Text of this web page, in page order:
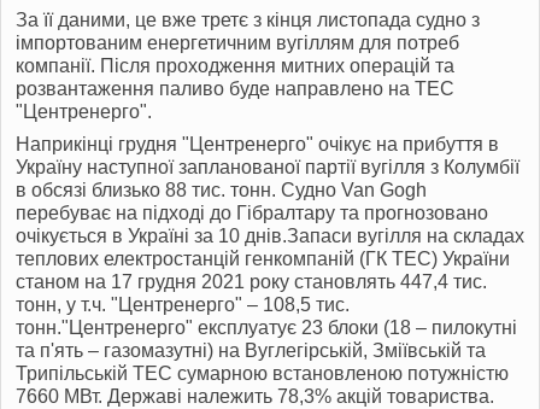
За її даними, це вже третє з кінця листопада судно з
імпортованим енергетичним вугіллям для потреб
компанії. Після проходження митних операцій та
розвантаження паливо буде направлено на ТЕС
"Центренерго".
Наприкінці грудня "Центренерго" очікує на прибуття в
Україну наступної запланованої партії вугілля з Колумбії
в обсязі близько 88 тис. тонн. Судно Van Gogh
перебуває на підході до Гібралтару та прогнозовано
очікується в Україні за 10 днів.Запаси вугілля на складах
теплових електростанцій генкомпаній (ГК ТЕС) України
станом на 17 грудня 2021 року становлять 447,4 тис.
тонн, у т.ч. "Центренерго" – 108,5 тис.
тонн."Центренерго" експлуатує 23 блоки (18 – пилокутні
та п'ять – газомазутні) на Вуглегірській, Зміївській та
Трипільській ТЕС сумарною встановленою потужністю
7660 МВт. Державі належить 78,3% акцій товариства.